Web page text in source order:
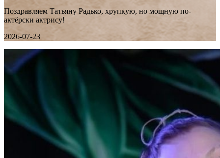
Поздравляем Татьяну Радько, хрупкую, но мощную по-
актёрски актрису!
2026-07-23